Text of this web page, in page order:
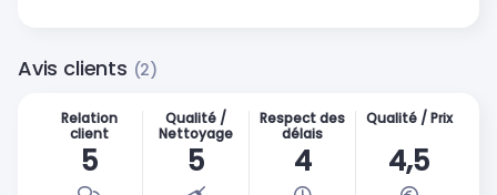
Avis clients (2)
Relation
client
5
Qualité /
Nettoyage
5
Respect des
délais
4
Qualité / Prix
4,5